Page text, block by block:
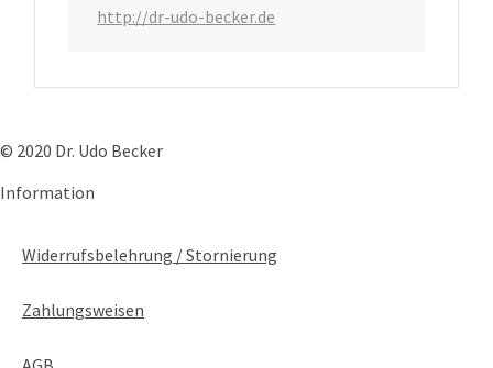
http://dr-udo-becker.de
© 2020 Dr. Udo Becker
Information
Widerrufsbelehrung / Stornierung
Zahlungsweisen